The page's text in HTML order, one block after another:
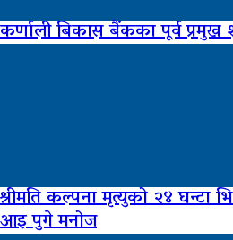
कर्णाली बिकास बैंकका पूर्व प्रमुख
श्रीमति कल्पना मृत्युको २४ घन्टा
आइ पुगे मनोज